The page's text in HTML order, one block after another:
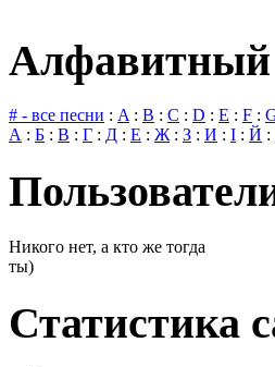
Алфавитный
# - все песни : A: B : C : D : E : F :
А : Б : В : Г : Д : Е : Ж: З : И : І : Й :
Никого нет, а кто же тогда
ты)
Статистика